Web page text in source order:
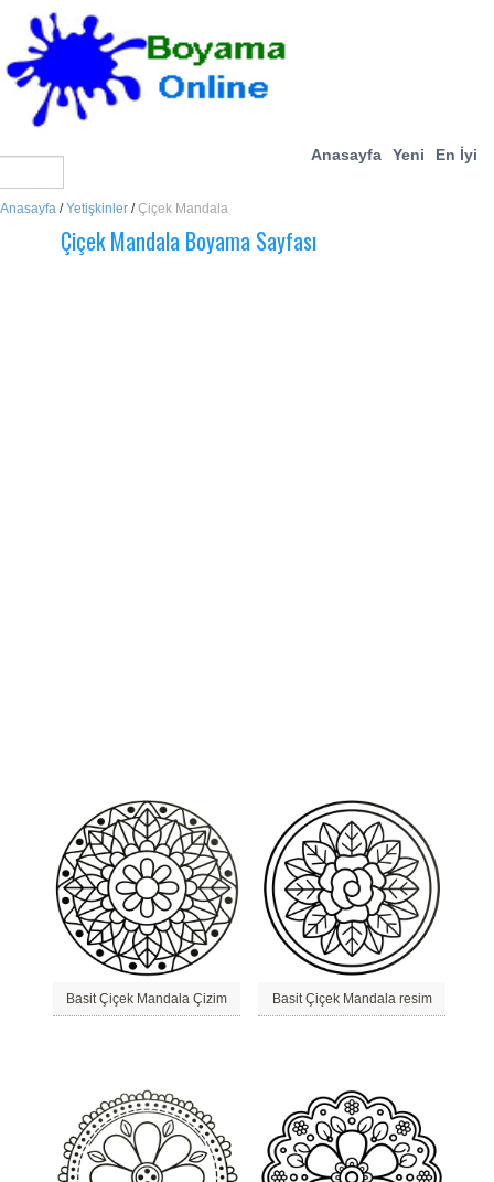
Anasayfa Yeni En İyi
Anasayfa /Yetişkinler /Çiçek Mandala
Çiçek Mandala Boyama Sayfası
Basit Çiçek Mandala Çizim Basit Çiçek Mandala resim